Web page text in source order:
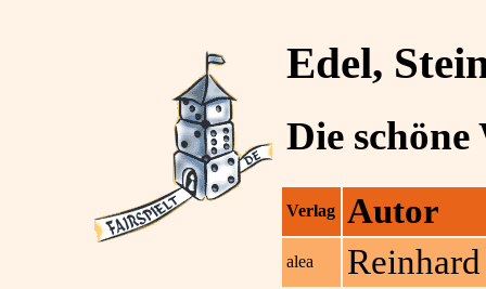
Edel,
Die schöne
Verlag Autor
alea